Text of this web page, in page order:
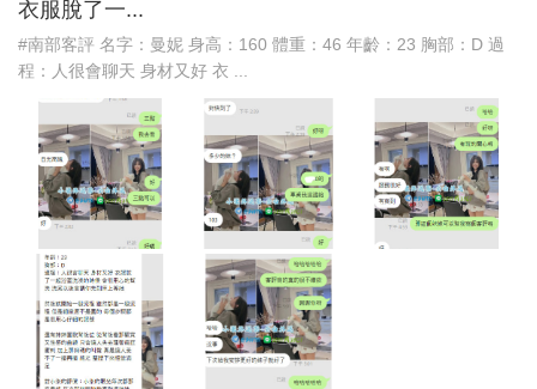
衣服脫了一...
#南部客評 名字：曼妮 身高：160 體重：46 年齡：23 胸部：D 過
程：人很會聊天 身材又好 衣 ...